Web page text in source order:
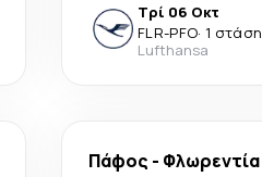
Τρί 06 Οκτ
FLR-PFO· 1 στάση
Lufthansa
Πάφος - Φλωρεντία